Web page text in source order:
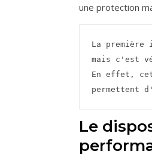
une protection
La
mais c'est
En effet,
permettent
Le